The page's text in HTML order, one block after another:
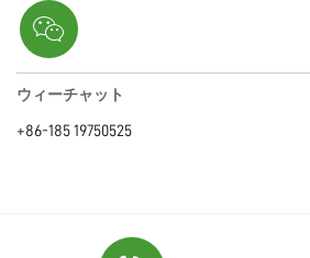
ウィーチャット
+86-185 19750525